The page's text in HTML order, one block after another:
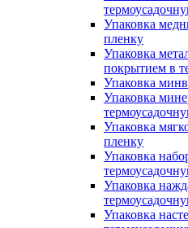
Упаковка
пленку
Упаковка
покрытием в
Упаковка
Упаковка
Упаковка
пленку
Упаковка
Упаковка
Упаковка